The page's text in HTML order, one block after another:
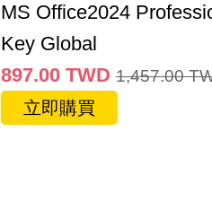
MS Office2024
Key Global
897.00 TWD 1,457.00
立即購買